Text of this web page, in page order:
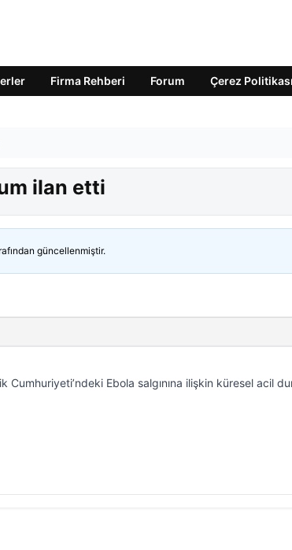
Firma Rehberi Forum Çerez Politikası
ilan etti
güncellenmiştir.
Ebola salgınına ilişkin küresel acil